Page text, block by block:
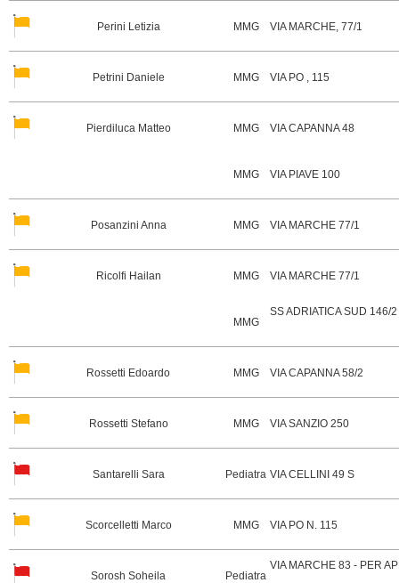
Perini Letizia MMG VIA MARCHE, 77/1
Petrini Daniele MMG VIA PO , 115
Pierdiluca Matteo MMG VIA CAPANNA 48
MMG VIA PIAVE 100
Posanzini Anna MMG VIA MARCHE 77/1
Ricolfi Hailan MMG VIA MARCHE 77/1
MMG
SS ADRIATICA SUD 146/
Rossetti Edoardo MMG VIA CAPANNA 58/2
Rossetti Stefano MMG VIA SANZIO 250
Santarelli Sara Pediatra VIA CELLINI 49 S
Scorcelletti Marco MMG VIA PO N. 115
Sorosh Soheila Pediatra
VIA MARCHE 83 - PER